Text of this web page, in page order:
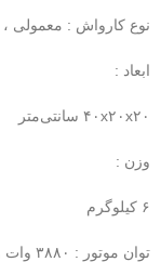
نوع کارواش : معمولی ،
ابعاد :
۴۰x۲۰x۲۰ سانتی‌متر
وزن :
۶ کیلوگرم
توان موتور : ۳۸۸۰ وات وات